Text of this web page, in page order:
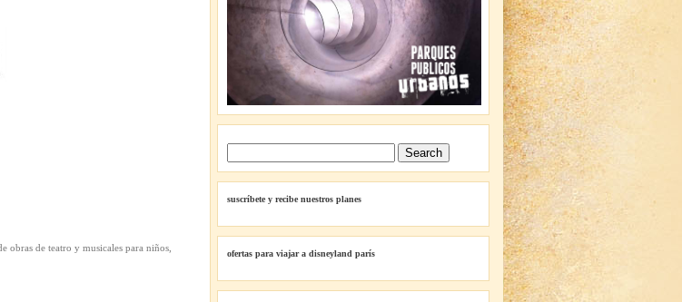
obras de teatro y musicales para niños,
suscríbete y recibe nuestros planes
ofertas para viajar a disneyland parís